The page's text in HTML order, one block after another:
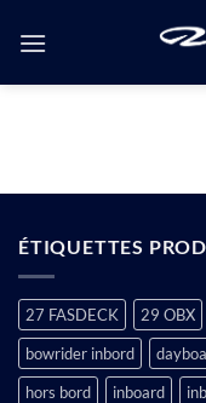
ÉTIQUETTES
27 FASDECK 29 OBX
bowrider inbord
hors bord
inboard